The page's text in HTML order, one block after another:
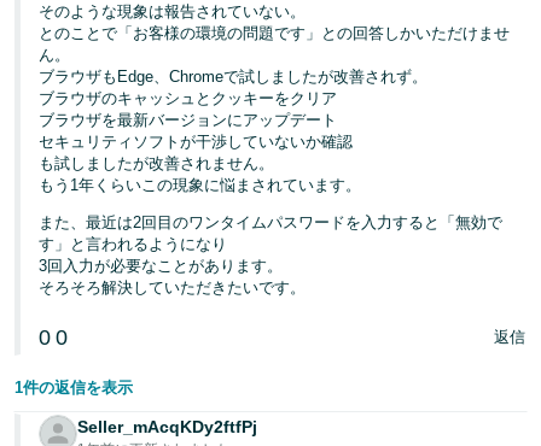
そのような現象は報告されていない。
とのことで「お客様の環境の問題です」との回答しかいただけませ
ん。
ブラウザもEdge、Chromeで試しましたが改善されず。
ブラウザのキャッシュとクッキーをクリア
ブラウザを最新バージョンにアップデート
セキュリティソフトが干渉していないか確認
も試しましたが改善されません。
もう1年くらいこの現象に悩まされています。
また、最近は2回目のワンタイムパスワードを入力すると「無効で
す」と言われるようになり
3回入力が必要なことがあります。
そろそろ解決していただきたいです。
0 0 返信
1件の返信を表示
Seller_mAcqKDy2ftfPj